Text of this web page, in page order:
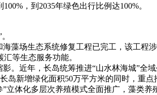
，到2035年绿色出行比例达100%。
藻场生态系统修复工程已完工，该工程
等生态服务功能。
。近年，长岛统筹推进“山水林海城”全
岛新增绿化面积50万平方米的同时，重
立体化多层次养殖模式全面推广，藻类